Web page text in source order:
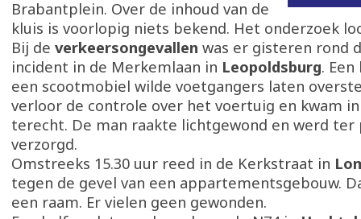
Brabantplein. Over de inhoud van de
kluis is voorlopig niets bekend. Het onderzoek
Bij de verkeersongevallen was er gisteren rond
incident in de Merkemlaan in Leopoldsburg.
een scootmobiel wilde voetgangers laten
verloor de controle over het voertuig en kwam in
terecht. De man raakte lichtgewond en werd ter
verzorgd.
Omstreeks 15.30 uur reed in de Kerkstraat in
tegen de gevel van een appartementsgebouw.
een raam. Er vielen geen gewonden.